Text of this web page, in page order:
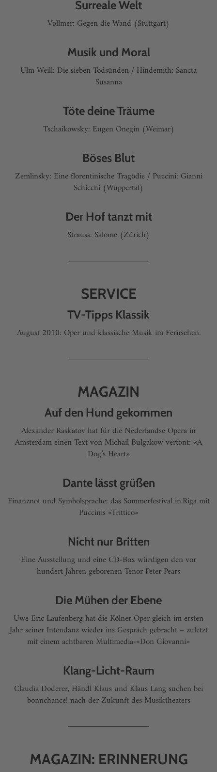
Surreale Welt
Vollmer: Gegen die Wand (Stuttgart)
Musik und Moral
Ulm Weill: Die sieben Todsünden / Hindemith: Sancta
Susanna
Töte deine Träume
Tschaikowsky: Eugen Onegin (Weimar)
Böses Blut
Zemlinsky: Eine florentinische Tragödie / Puccini: Gianni
Schicchi (Wuppertal)
Der Hof tanzt mit
Strauss: Salome (Zürich)
SERVICE
TV-Tipps Klassik
August 2010: Oper und klassische Musik im Fernsehen.
MAGAZIN
Auf den Hund gekommen
Alexander Raskatov hat für die Nederlandse Opera in
Amsterdam einen Text von Michail Bulgakow vertont: «A
Dog’s Heart»
Dante lässt grüßen
Finanznot und Symbolsprache: das Sommerfestival in Riga mit
Puccinis «Trittico»
Nicht nur Britten
Eine Ausstellung und eine CD-Box würdigen den vor
hundert Jahren geborenen Tenor Peter Pears
Die Mühen der Ebene
Uwe Eric Laufenberg hat die Kölner Oper gleich im ersten
Jahr seiner Intendanz wieder ins Gespräch gebracht – zuletzt
mit einem achtbaren Multimedia-«Don Giovanni»
Klang-Licht-Raum
Claudia Doderer, Händl Klaus und Klaus Lang suchen bei
bonnchance! nach der Zukunft des Musiktheaters
MAGAZIN: ERINNERUNG